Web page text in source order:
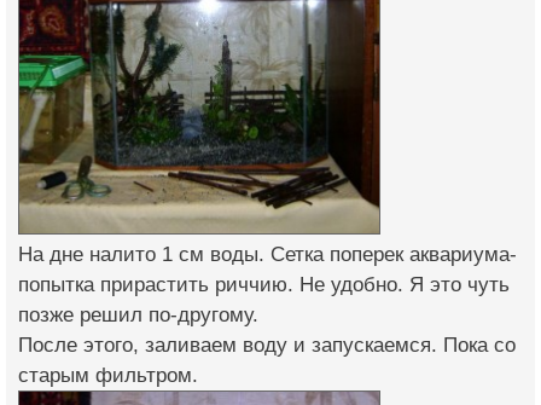
На дне налито 1 см воды. Сетка поперек аквариума-
попытка прирастить риччию. Не удобно. Я это чуть
позже решил по-другому.
После этого, заливаем воду и запускаемся. Пока со
старым фильтром.